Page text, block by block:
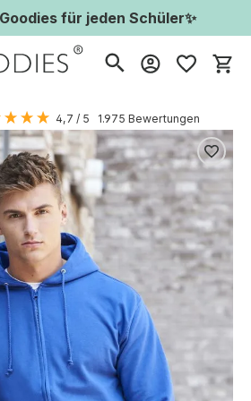
für jeden Schüler✨
4,7 / 5 1.975 Bewertungen